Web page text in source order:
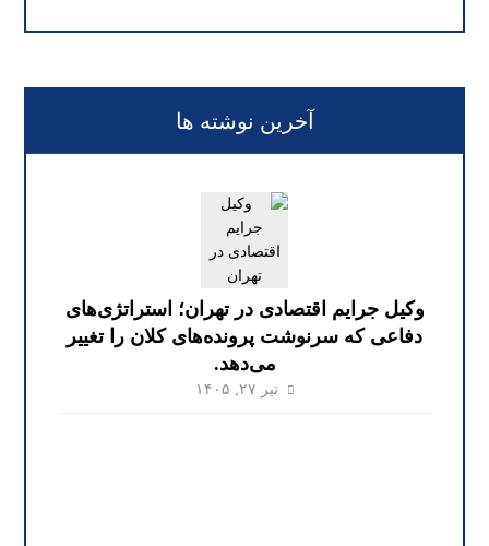
آخرین نوشته ها
وکیل جرایم اقتصادی در تهران؛ استراتژی‌های
دفاعی که سرنوشت پرونده‌های کلان را تغییر
می‌دهد.
تیر ۲۷, ۱۴۰۵